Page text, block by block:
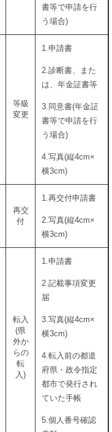
書等で申請を行
う場合)
等級
変更
1.申請書
2.診断書、また
は、年金証書等
3.同意書(年金証
書等で申請を行
う場合)
4.写真(縦4cm×
横3cm)
再交
付
1.再交付申請書
2.写真(縦4cm×
横3cm)
転入
(県
外か
らの
転
入)
1.申請書
2.記載事項変更
届
3.写真(縦4cm×
横3cm)
4.転入前の都道
府県・政令指定
都市で発行され
ていた手帳
5.個人番号確認